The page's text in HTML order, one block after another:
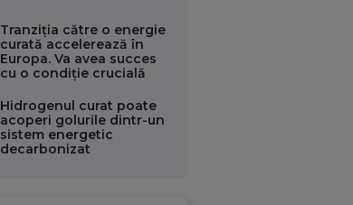
Tranziția către o energie
curată accelerează în
Europa. Va avea succes
cu o condiție crucială
Hidrogenul curat poate
acoperi golurile dintr-un
sistem energetic
decarbonizat